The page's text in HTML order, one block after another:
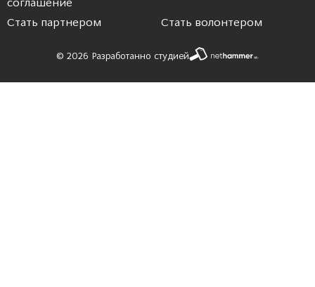
соглашение
Стать партнером
Стать волонтером
© 2026 Разработанно студией